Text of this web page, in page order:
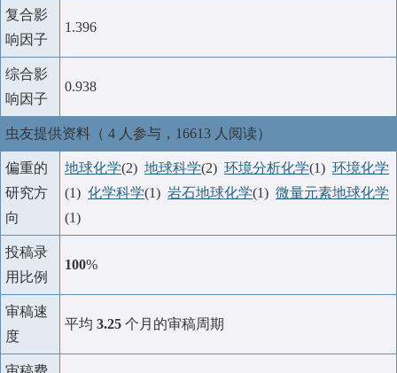
复合影
响因子
1.396
综合影
响因子
0.938
虫友提供资料（ 4 人参与，16613 人阅读）
偏重的
研究方
向
地球化学(2) 地球科学(2) 环境分析化学(1) 环境化学
(1) 化学科学(1) 岩石地球化学(1) 微量元素地球化学
(1)
投稿录
用比例
100%
审稿速
度
平均 3.25 个月的审稿周期